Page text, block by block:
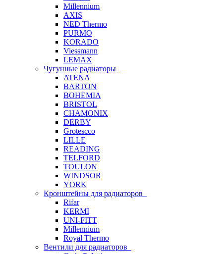
Millennium
AXIS
NED Thermo
PURMO
KORADO
Viessmann
LEMAX
Чугунные радиаторы
ATENA
BARTON
BOHEMIA
BRISTOL
CHAMONIX
DERBY
Grotescco
LILLE
READING
TELFORD
TOULON
WINDSOR
YORK
Кронштейны для радиаторов
Rifar
KERMI
UNI-FITT
Millennium
Royal Thermo
Вентили для радиаторов